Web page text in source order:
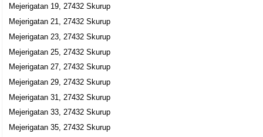
Mejerigatan 19, 27432 Skurup
Mejerigatan 21, 27432 Skurup
Mejerigatan 23, 27432 Skurup
Mejerigatan 25, 27432 Skurup
Mejerigatan 27, 27432 Skurup
Mejerigatan 29, 27432 Skurup
Mejerigatan 31, 27432 Skurup
Mejerigatan 33, 27432 Skurup
Mejerigatan 35, 27432 Skurup